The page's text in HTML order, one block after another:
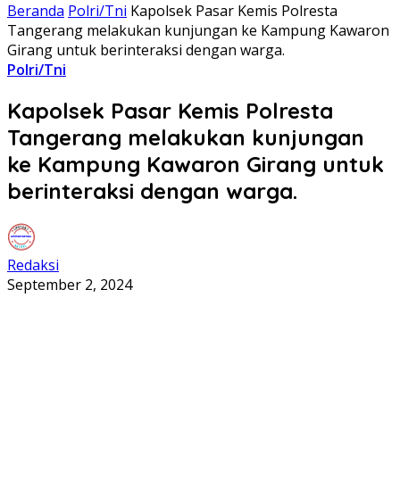
Beranda Polri/Tni Kapolsek Pasar Kemis Polresta
Tangerang melakukan kunjungan ke Kampung Kawaron
Girang untuk berinteraksi dengan warga.
Polri/Tni
Kapolsek Pasar Kemis Polresta
Tangerang melakukan kunjungan
ke Kampung Kawaron Girang untuk
berinteraksi dengan warga.
Redaksi
September 2, 2024